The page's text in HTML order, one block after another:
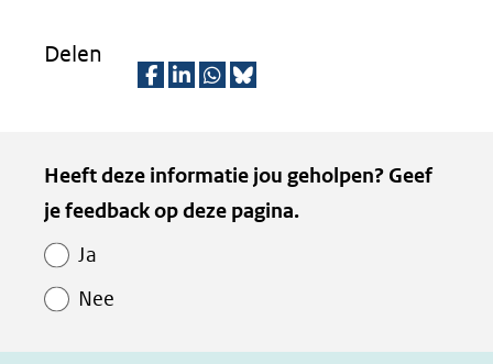
Delen
l
e
l
e
l
e
z
e
Kopie
van
Paginawaardering
Heeft deze informatie jou geholpen? Geef
je feedback op deze pagina.
Ja
Nee